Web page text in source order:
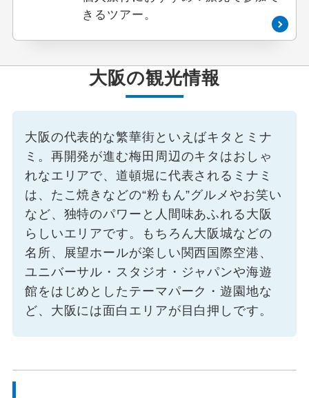
きるツアー。
大阪の観光情報
大阪の代表的な繁華街といえばキタとミナ
ミ。再開発が進む梅田周辺のキタはおしゃ
れなエリアで、道頓堀に代表されるミナミ
は、たこ焼きなどの“粉もん”グルメやお笑い
など、独特のパワーと人間味あふれる大阪
らしいエリアです。もちろん大阪城などの
名所、展望ホールが楽しい関西国際空港、
ユニバーサル・スタジオ・ジャパンや海遊
館をはじめとしたテーマパーク・遊園地な
ど、大阪には面白エリアが目白押しです。